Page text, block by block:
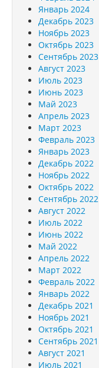
Январь 2024
Декабрь 2023
Ноябрь 2023
Октябрь 2023
Сентябрь 2023
Август 2023
Июль 2023
Июнь 2023
Май 2023
Апрель 2023
Март 2023
Февраль 2023
Январь 2023
Декабрь 2022
Ноябрь 2022
Октябрь 2022
Сентябрь 2022
Август 2022
Июль 2022
Июнь 2022
Май 2022
Апрель 2022
Март 2022
Февраль 2022
Январь 2022
Декабрь 2021
Ноябрь 2021
Октябрь 2021
Сентябрь 2021
Август 2021
Июль 2021